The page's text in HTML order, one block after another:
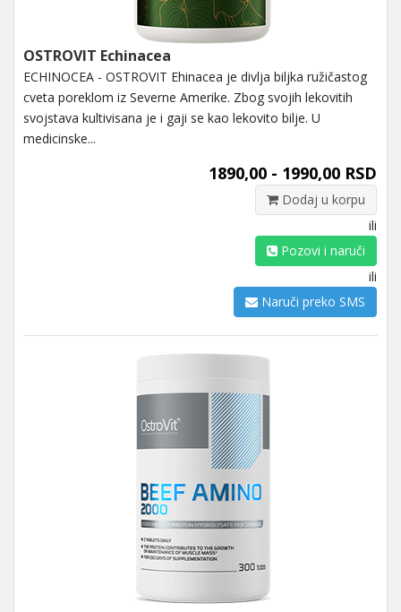
OSTROVIT Echinacea
ECHINOCEA - OSTROVIT Ehinacea je divlja biljka ružičastog
cveta poreklom iz Severne Amerike. Zbog svojih lekovitih
svojstava kultivisana je i gaji se kao lekovito bilje. U
medicinske...
1890,00 - 1990,00 RSD
Dodaj u korpu
ili
Pozovi i naruči
ili
Naruči preko SMS